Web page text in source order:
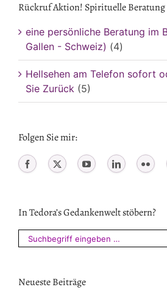
Rückruf Aktion! Spirituelle
eine persönliche Beratung im
Gallen - Schweiz) (4)
Hellsehen am Telefon sofort
Sie Zurück (5)
Folgen Sie mir:
In Tedora’s Gedankenwelt stöbern?
Suchen
nach:
Neueste Beiträge